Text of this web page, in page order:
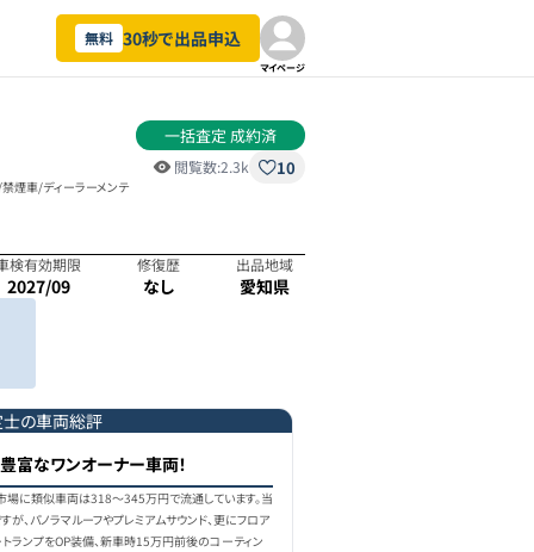
無料 30秒で出品申込
マイページ
煙車/ディーラーメンテ
一括査定 成約済
閲覧数:2.3k 10
検有効期限
2027/09
修復歴
なし
出品地域
愛知県
の車両総評
富なワンオーナー車両！
場に類似車両は318〜345万円で流通しています。当
、パノラマルーフやプレミアムサウンド、更にフロア
ランプをOP装備、新車時15万円前後のコーティン